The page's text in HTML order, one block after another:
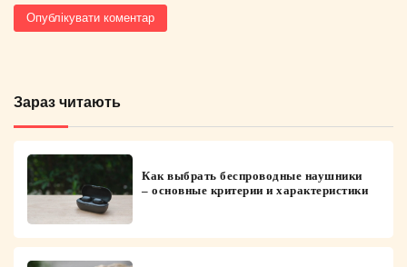
Зараз читають
Как выбрать беспроводные наушники
– основные критерии и характеристики